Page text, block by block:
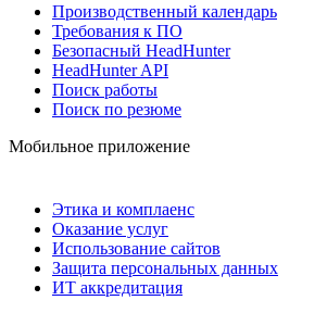
Производственный календарь
Требования к ПО
Безопасный HeadHunter
HeadHunter API
Поиск работы
Поиск по резюме
Мобильное приложение
Этика и комплаенс
Оказание услуг
Использование сайтов
Защита персональных данных
ИТ аккредитация